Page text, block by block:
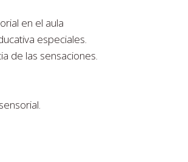
en el aula
especiales.
de las sensaciones.